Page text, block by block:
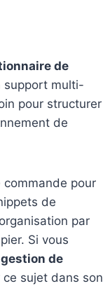
de
support multi-
pour structurer
de
commande pour
de
par
Si vous
gestion de
sujet dans son